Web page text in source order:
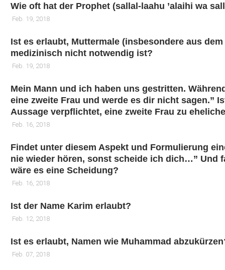
Wie oft hat der Prophet (sallal-laahu ’alaihi wa
Feb. 19, 2018
Ist es erlaubt, Muttermale (insbesondere aus
medizinisch nicht notwendig ist?
Feb. 19, 2018
Mein Mann und ich haben uns gestritten.
eine zweite Frau und werde es dir nicht sagen.”
Aussage verpflichtet, eine zweite Frau zu
Feb. 16, 2018
Findet unter diesem Aspekt und Formulierung
nie wieder hören, sonst scheide ich dich…” Und
wäre es eine Scheidung?
Feb. 16, 2018
Ist der Name Karim erlaubt?
Feb. 12, 2018
Ist es erlaubt, Namen wie Muhammad
Feb. 07, 2018